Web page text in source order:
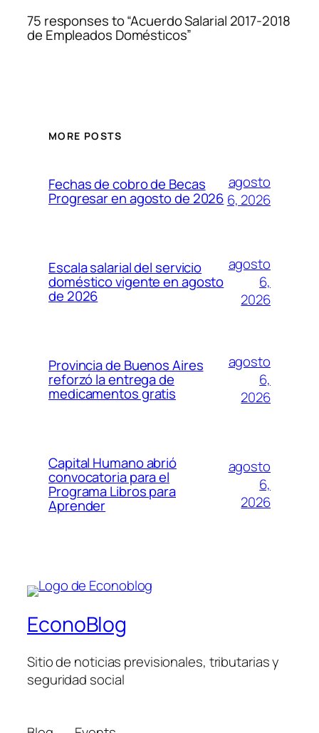
75 responses to “Acuerdo Salarial 2017-2018
de Empleados Domésticos”
MORE POSTS
Fechas de cobro de Becas
Progresar en agosto de 2026
agosto
6, 2026
Escala salarial del servicio
doméstico vigente en agosto
de 2026
agosto
6,
2026
Provincia de Buenos Aires
reforzó la entrega de
medicamentos gratis
agosto
6,
2026
Capital Humano abrió
convocatoria para el
Programa Libros para
Aprender
agosto
6,
2026
EconoBlog
Sitio de noticias previsionales, tributarias y
seguridad social